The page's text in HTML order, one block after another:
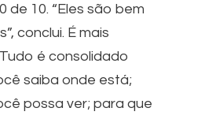
de 10. “Eles são bem
conclui. É mais
é consolidado
saiba onde está;
possa ver; para que